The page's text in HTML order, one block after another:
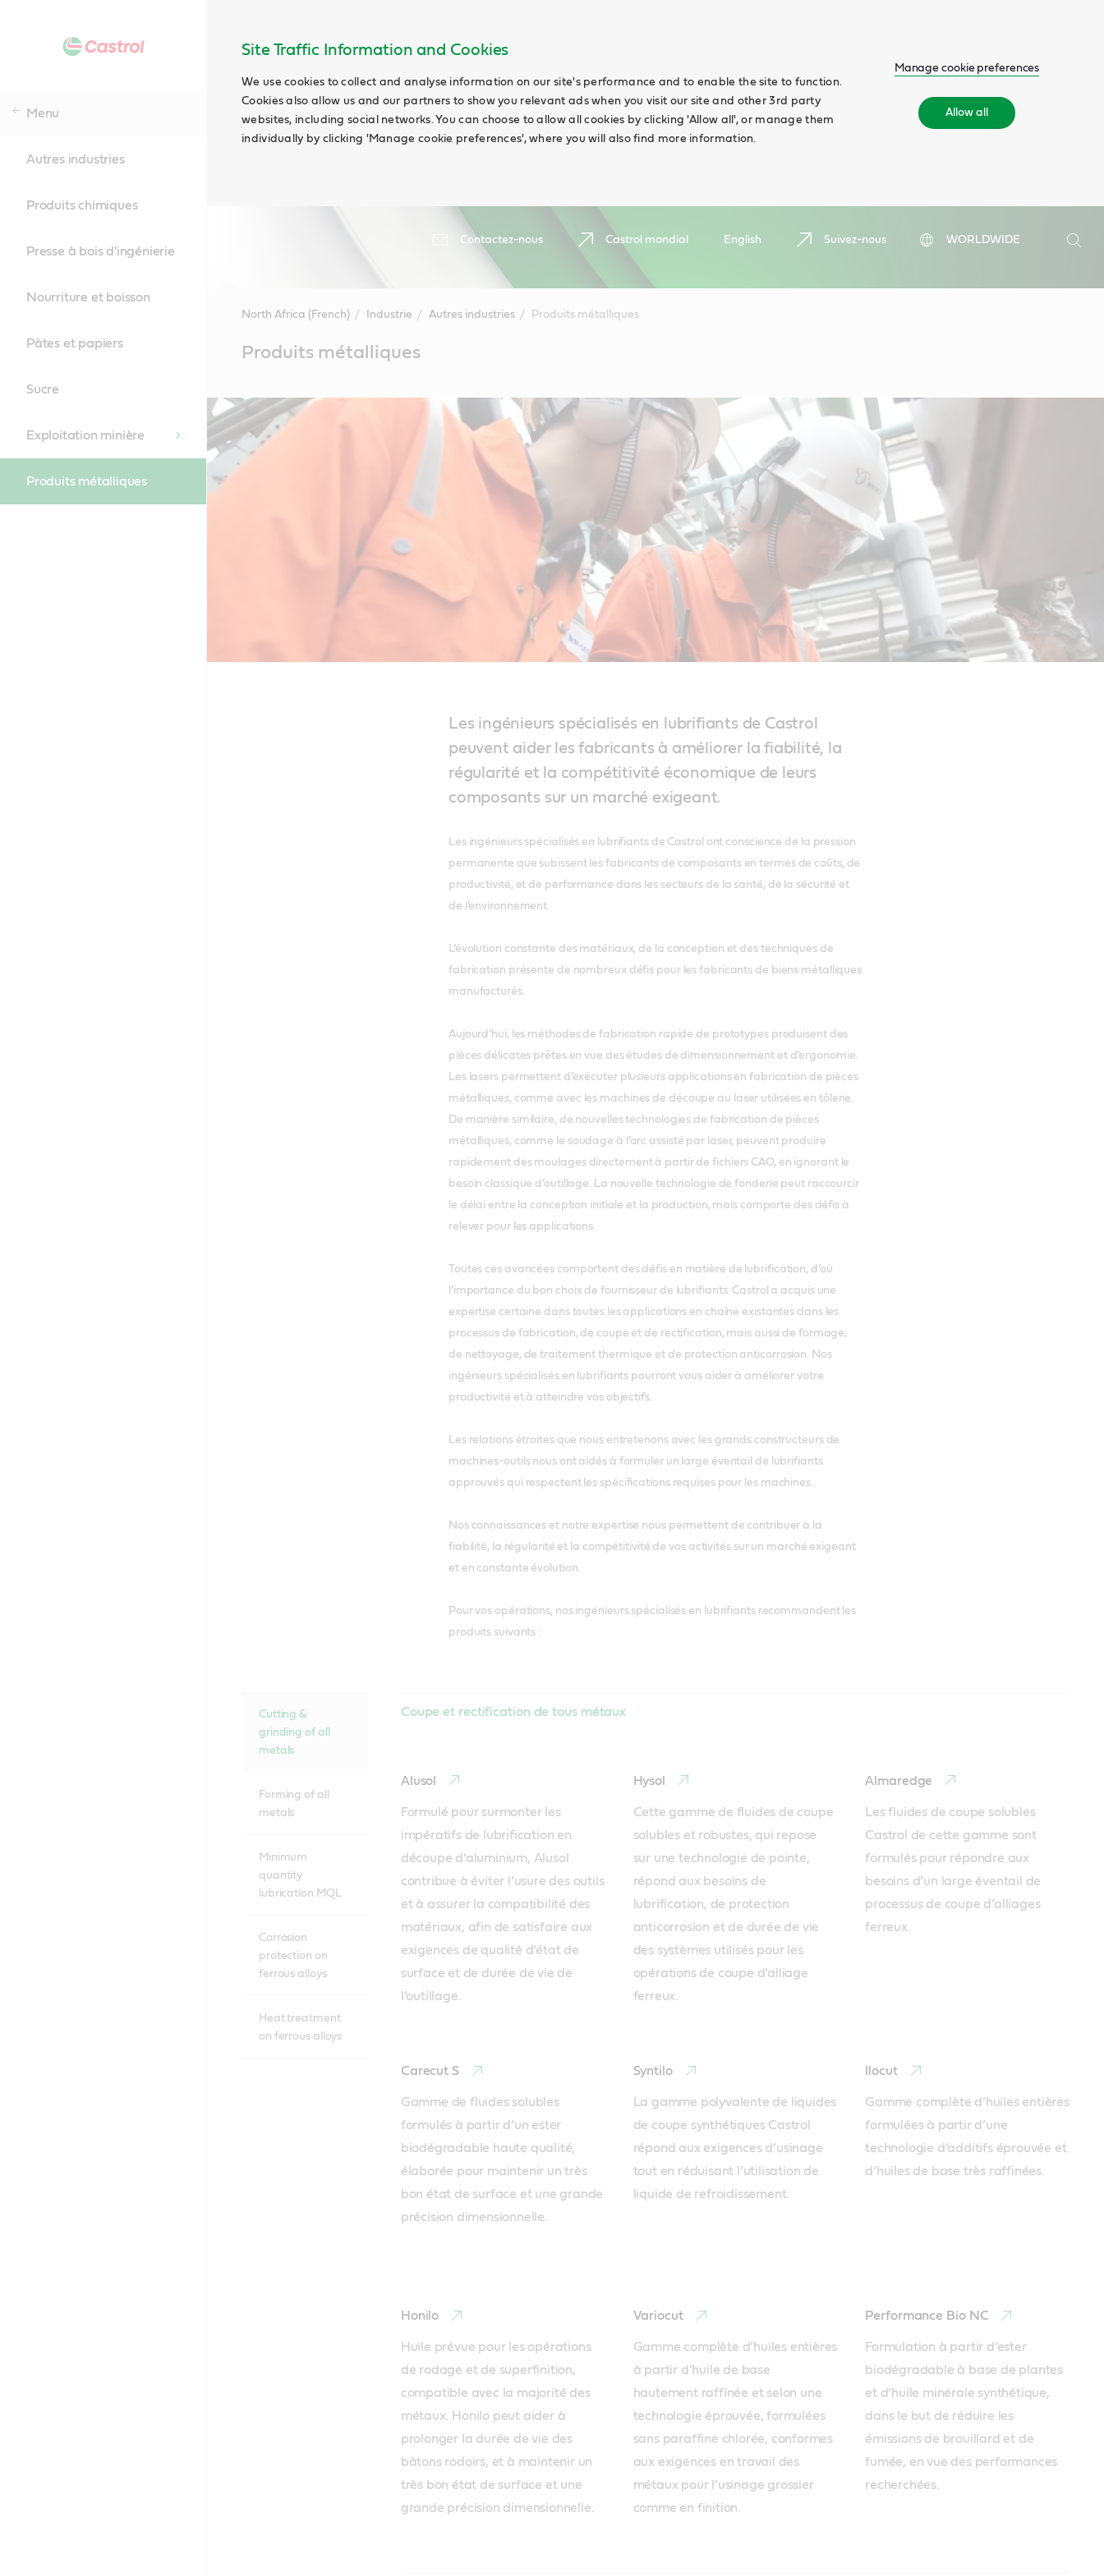
Site Traffic Information and Cookies
We use cookies to collect and analyse information on our site's performance and to enable the site to function.
Cookies also allow us and our partners to show you relevant ads when you visit our site and other 3rd party
websites, including social networks. You can choose to allow all cookies by clicking 'Allow all', or manage them
individually by clicking 'Manage cookie preferences', where you will also find more information.
Manage cookie preferences
Allow all
Contactez-nous Castrol mondial English Suivez-nous
WORLDWIDE
Search
Menu
Autres industries
Produits chimiques
Presse à bois d'ingénierie
Nourriture et boisson
Pâtes et papiers
Sucre
Exploitation minière
Produits métalliques
North Africa (French) Industrie Autres industries Produits métalliques
ContentProduits métalliques
Les ingénieurs spécialisés en lubrifiants de Castrol
peuvent aider les fabricants à améliorer la fiabilité, la
régularité et la compétitivité économique de leurs
composants sur un marché exigeant.
Les ingénieurs spécialisés en lubrifiants de Castrol ont conscience de la pression
permanente que subissent les fabricants de composants en termes de coûts, de
productivité, et de performance dans les secteurs de la santé, de la sécurité et
de l’environnement.
L’évolution constante des matériaux, de la conception et des techniques de
fabrication présente de nombreux défis pour les fabricants de biens métalliques
manufacturés.
Aujourd’hui, les méthodes de fabrication rapide de prototypes produisent des
pièces délicates prêtes en vue des études de dimensionnement et d’ergonomie.
Les lasers permettent d’exécuter plusieurs applications en fabrication de pièces
métalliques, comme avec les machines de découpe au laser utilisées en tôlerie.
De manière similaire, de nouvelles technologies de fabrication de pièces
métalliques, comme le soudage à l’arc assisté par laser, peuvent produire
rapidement des moulages directement à partir de fichiers CAO, en ignorant le
besoin classique d’outillage. La nouvelle technologie de fonderie peut raccourcir
le délai entre la conception initiale et la production, mais comporte des défis à
relever pour les applications.
Toutes ces avancées comportent des défis en matière de lubrification, d’où
l’importance du bon choix de fournisseur de lubrifiants. Castrol a acquis une
expertise certaine dans toutes les applications en chaîne existantes dans les
processus de fabrication, de coupe et de rectification, mais aussi de formage,
de nettoyage, de traitement thermique et de protection anticorrosion. Nos
ingénieurs spécialisés en lubrifiants pourront vous aider à améliorer votre
productivité et à atteindre vos objectifs.
Les relations étroites que nous entretenons avec les grands constructeurs de
machines-outils nous ont aidés à formuler un large éventail de lubrifiants
approuvés qui respectent les spécifications requises pour les machines.
Nos connaissances et notre expertise nous permettent de contribuer à la
fiabilité, la régularité et la compétitivité de vos activités sur un marché exigeant
et en constante évolution.
Pour vos opérations, nos ingénieurs spécialisés en lubrifiants recommandent les
produits suivants :
Cutting &
grinding of all
metals
Forming of all
metals
Minimum
quantity
lubrication MQL
Corrosion
protection on
ferrous alloys
Heat treatment
on ferrous alloys
Coupe et rectification de tous métaux
Alusol
Formulé pour surmonter les
impératifs de lubrification en
découpe d’aluminium, Alusol
contribue à éviter l’usure des outils
et à assurer la compatibilité des
matériaux, afin de satisfaire aux
exigences de qualité d’état de
surface et de durée de vie de
l’outillage.
Hysol
Cette gamme de fluides de coupe
solubles et robustes, qui repose
sur une technologie de pointe,
répond aux besoins de
lubrification, de protection
anticorrosion et de durée de vie
des systèmes utilisés pour les
opérations de coupe d’alliage
ferreux.
Almaredge
Les fluides de coupe solubles
Castrol de cette gamme sont
formulés pour répondre aux
besoins d’un large éventail de
processus de coupe d’alliages
ferreux.
Carecut S
Gamme de fluides solubles
formulés à partir d’un ester
biodégradable haute qualité,
élaborée pour maintenir un très
bon état de surface et une grande
précision dimensionnelle.
Syntilo
La gamme polyvalente de liquides
de coupe synthétiques Castrol
répond aux exigences d’usinage
tout en réduisant l’utilisation de
liquide de refroidissement.
Ilocut
Gamme complète d’huiles entières
formulées à partir d’une
technologie d’additifs éprouvée et
d’huiles de base très raffinées.
Honilo
Huile prévue pour les opérations
de rodage et de superfinition,
compatible avec la majorité des
métaux. Honilo peut aider à
prolonger la durée de vie des
bâtons rodoirs, et à maintenir un
très bon état de surface et une
grande précision dimensionnelle.
Variocut
Gamme complète d’huiles entières
à partir d’huile de base
hautement raffinée et selon une
technologie éprouvée, formulées
sans paraffine chlorée, conformes
aux exigences en travail des
métaux pour l’usinage grossier
comme en finition.
Performance Bio NC
Formulation à partir d’ester
biodégradable à base de plantes
et d’huile minérale synthétique,
dans le but de réduire les
émissions de brouillard et de
fumée, en vue des performances
recherchées.